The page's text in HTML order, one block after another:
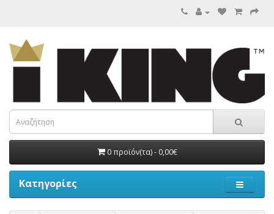
0 προϊόν(τα) - 0,00€
Κατηγορίες